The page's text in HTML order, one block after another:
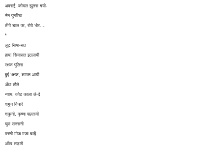
अमराई, कोयल झुलस गयी-
नैन पुतरिया
टँगी डाल पर, रोये भोर.…
*
लूट सिया-सत
हाय! सियासत इठलायी
रक्षक पुलिस
हुई भक्षक, शामत आयी
अँधा तौले
न्याय, कोट काला ले-दे
शगुन विचारे
शकुनी, कृष्णा पछतायी
युवा सनसनी
मस्ती मौज मजा चाहें-
आँख लड़ायें